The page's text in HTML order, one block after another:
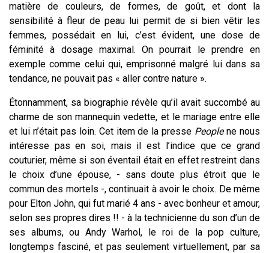
matière de couleurs, de formes, de goût, et dont la
sensibilité à fleur de peau lui permit de si bien vêtir les
femmes, possédait en lui, c’est évident, une dose de
féminité à dosage maximal. On pourrait le prendre en
exemple comme celui qui, emprisonné malgré lui dans sa
tendance, ne pouvait pas « aller contre nature ».
Étonnamment, sa biographie révèle qu’il avait succombé au
charme de son mannequin vedette, et le mariage entre elle
et lui n’était pas loin. Cet item de la presse Peoplene nous
intéresse pas en soi, mais il est l’indice que ce grand
couturier, même si son éventail était en effet restreint dans
le choix d’une épouse, - sans doute plus étroit que le
commun des mortels -, continuait à avoir le choix. De même
pour Elton John, qui fut marié 4 ans - avec bonheur et amour,
selon ses propres dires !! - à la technicienne du son d’un de
ses albums, ou Andy Warhol, le roi de la pop culture,
longtemps fasciné, et pas seulement virtuellement, par sa